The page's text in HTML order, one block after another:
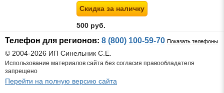
Скидка за наличку
500 руб.
Телефон для регионов: 8 (800) 100-59-70 Показать телефоны
© 2004-2026 ИП Синельник С.Е.
Использование материалов сайта без согласия правообладателя
запрещено
Перейти на полную версию сайта